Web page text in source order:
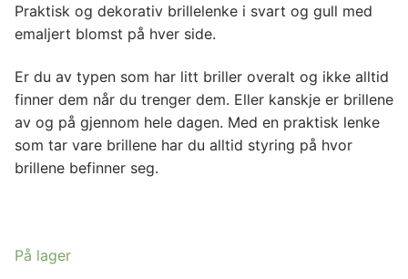
Praktisk og dekorativ brillelenke i svart og gull med
emaljert blomst på hver side.
Er du av typen som har litt briller overalt og ikke alltid
finner dem når du trenger dem. Eller kanskje er brillene
av og på gjennom hele dagen. Med en praktisk lenke
som tar vare brillene har du alltid styring på hvor
brillene befinner seg.
På lager